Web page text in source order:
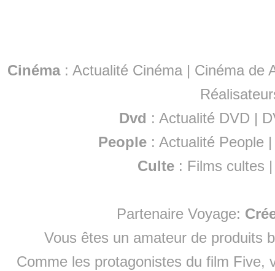
Cinéma: Actualité Cinéma | Cinéma de
Dvd : Actualité DVD |
People :Actualité People
Culte : Films cultes
Partenaire Voyage:
Vous êtes un amateur de produits
Comme les protagonistes du film Five,